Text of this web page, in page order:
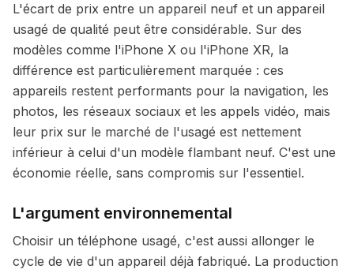
L'écart de prix entre un appareil neuf et un appareil
usagé de qualité peut être considérable. Sur des
modèles comme l'iPhone X ou l'iPhone XR, la
différence est particulièrement marquée : ces
appareils restent performants pour la navigation, les
photos, les réseaux sociaux et les appels vidéo, mais
leur prix sur le marché de l'usagé est nettement
inférieur à celui d'un modèle flambant neuf. C'est une
économie réelle, sans compromis sur l'essentiel.
L'argument environnemental
Choisir un téléphone usagé, c'est aussi allonger le
cycle de vie d'un appareil déjà fabriqué. La production